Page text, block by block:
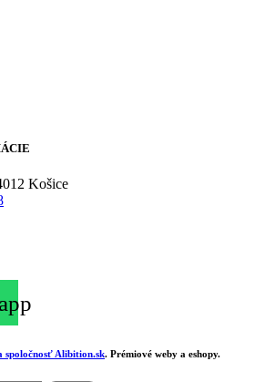
Košice
spoločnosť Alibition.sk. Prémiové weby a eshopy.